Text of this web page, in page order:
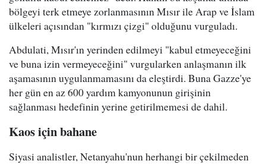
bölgeyi terk etmeye zorlanmasının Mısır ile Arap ve İslam
ülkeleri açısından "kırmızı çizgi" olduğunu vurguladı.
Abdulati, Mısır'ın yerinden edilmeyi "kabul etmeyeceğini
ve buna izin vermeyeceğini" vurgularken anlaşmanın ilk
aşamasının uygulanmamasını da eleştirdi. Buna Gazze'ye
her gün en az 600 yardım kamyonunun girişinin
sağlanması hedefinin yerine getirilmemesi de dahil.
Kaos için bahane
Siyasi analistler, Netanyahu'nun herhangi bir çekilmeden